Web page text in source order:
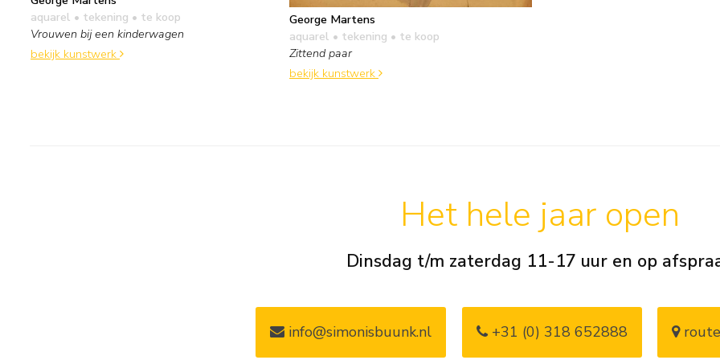
aquarel • tekening • te koop
Vrouwen bij een kinderwagen
bekijk kunstwerk
George Martens
aquarel • tekening • te koop
Zittend paar
bekijk kunstwerk
Het hele jaar open
Dinsdag t/m zaterdag 11-17 uur en op
info@simonisbuunk.nl +31 (0) 318 652888